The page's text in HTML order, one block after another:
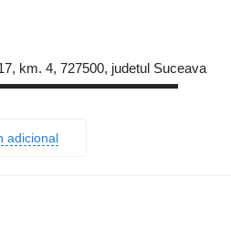
km. 4, 727500, judetul Suceava
adicional